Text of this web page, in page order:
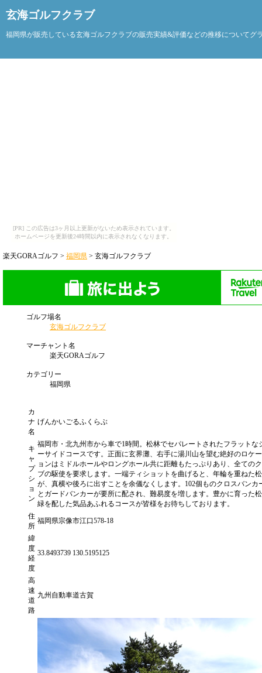
[PR] この広告は3ヶ月以上更新がないため表示されています。
ホームページを更新後24時間以内に表示されなくなります。
玄海ゴルフクラブ
福岡県が販売している玄海ゴルフクラブの販売実績&評価などの推移についてグ
楽天GORAゴルフ > 福岡県 > 玄海ゴルフクラブ
ゴルフ場名
玄海ゴルフクラブ
マーチャント名
楽天GORAゴルフ
カテゴリー
福岡県
カ
ナ
名
げんかいごるふくらぶ
キ
ャ
プ
シ
ョ
ン
福岡市・北九州市から車で1時間。松林でセパレートされたフラットな
ーサイドコースです。正面に玄界灘、右手に湯川山を望む絶好のロケ
ョンはミドルホールやロングホール共に距離もたっぷりあり、全ての
ブの駆使を要求します。一端ティショットを曲げると、年輪を重ねた
が、真横や後ろに出すことを余儀なくします。102個ものクロスバンカ
とガードバンカーが要所に配され、難易度を増します。豊かに育った
緑を配した気品あふれるコースが皆様をお待ちしております。
住
所
福岡県宗像市江口578-18
緯
度
経
度
33.8493739 130.5195125
高
速
道
路
九州自動車道古賀